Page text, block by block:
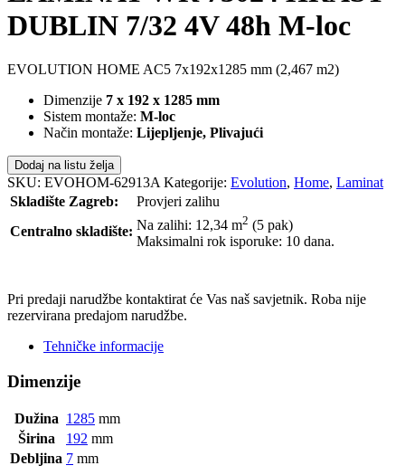
DUBLIN 7/32 4V 48h M-loc
EVOLUTION HOME AC5 7x192x1285 mm (2,467 m2)
Dimenzije 7 x 192 x 1285 mm
Sistem montaže: M-loc
Način montaže: Lijepljenje, Plivajući
Dodaj na listu želja
SKU: EVOHOM-62913A Kategorije: Evolution, Home, Laminat
Skladište Zagreb:
Provjeri zalihu
Centralno skladište: Na zalihi: 12,34 m2 (5 pak)
Maksimalni rok isporuke: 10 dana.
Pri predaji narudžbe kontaktirat će Vas naš savjetnik. Roba nije
rezervirana predajom narudžbe.
Tehničke informacije
Dimenzije
Dužina 1285 mm
Širina
192 mm
Debljina 7 mm